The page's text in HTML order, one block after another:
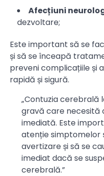
Afecțiuni
dezvoltare;
Este important să se
și să se înceapă
preveni complicațiile și
rapidă și sigură.
„Contuzia cerebrală
gravă care necesită
imediată. Este
atenție simptomelor
avertizare și să se
imediat dacă se
cerebrală.”